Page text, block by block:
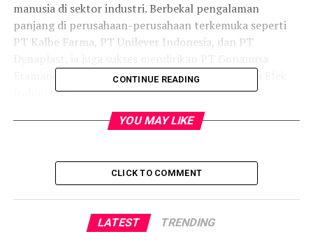
manusia di sektor industri. Berbekal pengalaman
panjang di perusahaan-perusahaan terkemuka seperti
PT Kalbe Farma, PT Unilever Indonesia, dan PT
Eramandiri Tbk hingga berhasil melantai di Bursa Efek
Indonesia.
Lewat perannya di berbagai lini industri, Gunawan
mengubah lanskap pengelolaan SDM, berdampak
langsung pada peningkatan kinerja, produktivitas, dan
CONTINUE READING
YOU MAY LIKE
CLICK TO COMMENT
LATEST TRENDING